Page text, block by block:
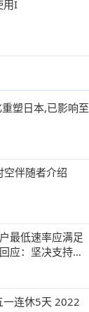
用I
塑日本,已影响至
空伴随者介绍
最低速率应满足
应：坚决支持，
连休5天 2022